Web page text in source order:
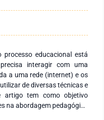
educacional está
interagir com uma
a uma rede (internet) e os
de diversas técnicas e
artigo tem como objetivo
na abordagem pedagógica
pela Universidade